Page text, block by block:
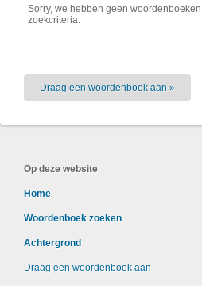
Sorry, we hebben geen
zoekcriteria.
Draag een woordenboek aan »
Op deze website
Home
Woordenboek zoeken
Achtergrond
Draag een woordenboek aan